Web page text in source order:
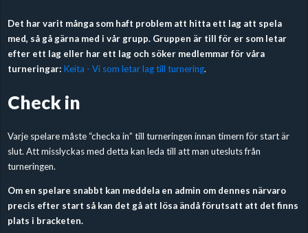
Det har varit många som haft problem att hitta ett lag att spela
med, så gå gärna med i vår grupp. Gruppen är till för er som letar
efter ett lag eller har ett lag och söker medlemmar för våra
turneringar: Keita - Vi som letar lag till turnering.
Check in
Varje spelare måste “checka in” till turneringen innan timern för start är
slut. Att misslyckas med detta kan leda till att man utesluts från
turneringen.
Om en spelare snabbt kan meddela en admin om dennes närvaro
precis efter start så kan det gå att lösa ändå förutsatt att det finns
plats i bracketen.